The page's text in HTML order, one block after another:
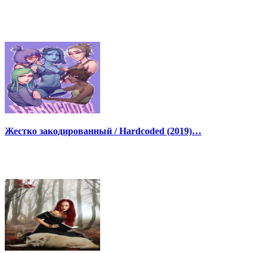
Жестко закодированный / Hardcoded (2019)…